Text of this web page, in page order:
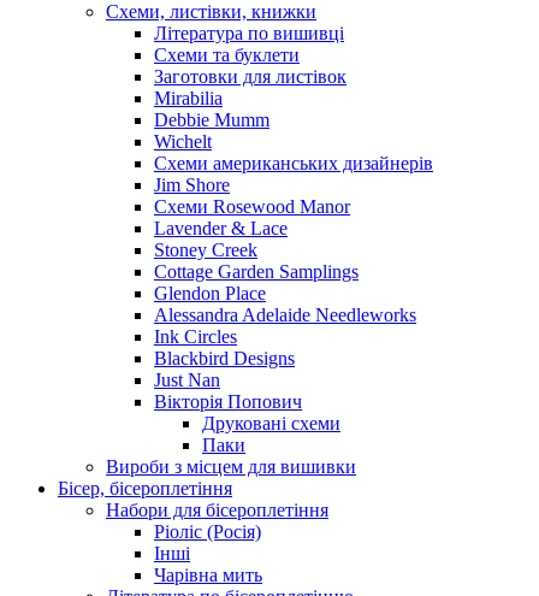
Схеми, листівки, книжки
Література по вишивці
Схеми та буклети
Заготовки для листівок
Mirabilia
Debbie Mumm
Wichelt
Схеми американських дизайнерів
Jim Shore
Cхеми Rosewood Manor
Lavender & Lace
Stoney Creek
Cottage Garden Samplings
Glendon Place
Alessandra Adelaide Needleworks
Ink Circles
Blackbird Designs
Just Nan
Вікторія Попович
Друковані схеми
Паки
Вироби з місцем для вишивки
Бісер, бісероплетіння
Набори для бісероплетіння
Ріоліс (Росія)
Інші
Чарівна мить